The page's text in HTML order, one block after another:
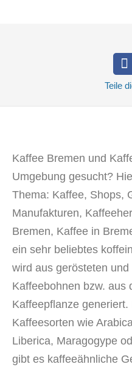
Teile
Kaffee Bremen und
Umgebung gesucht?
Thema: Kaffee, Shops,
Manufakturen,
Bremen, Kaffee in
ein sehr beliebtes
wird aus gerösteten
Kaffeebohnen bzw. aus
Kaffeepflanze
Kaffeesorten wie
Liberica, Maragogype
gibt es kaffeeähnliche